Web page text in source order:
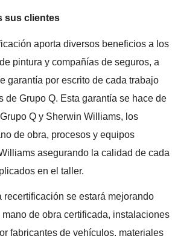
sus clientes
aporta diversos beneficios a los
pintura y compañías de seguros, a
garantía por escrito de cada trabajo
de Grupo Q. Esta garantía se hace de
Q y Sherwin Williams, los
de obra, procesos y equipos
asegurando la calidad de cada
en el taller.
recertificación se estará mejorando
de obra certificada, instalaciones
fabricantes de vehículos, materiales